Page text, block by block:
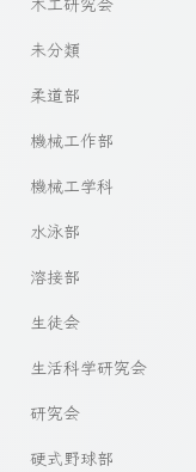
未分類
柔道部
機械工作部
機械工学科
水泳部
溶接部
生徒会
生活科学研究会
研究会
硬式野球部